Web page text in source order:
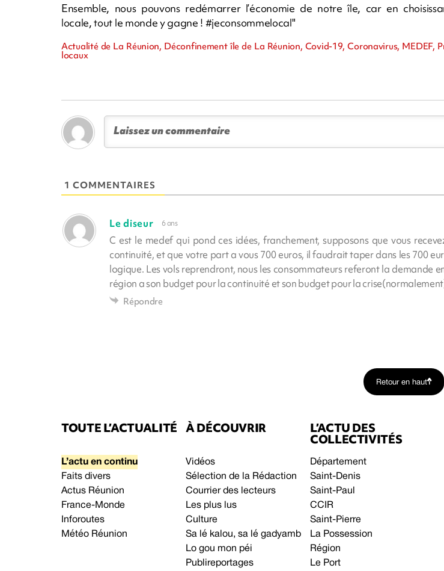
Ensemble, nous pouvons redémarrer l’économie de notre île, car en
locale, tout le monde y gagne ! #jeconsommelocal"
Actualité de La Réunion, Déconfinement île de La Réunion, Covid-19, Coronavirus, MEDEF,
locaux
1 COMMENTAIRES
Le diseur 6 ans
C est le medef qui pond ces idées, franchement, supposons que vous
continuité, et que votre part a vous 700 euros, il faudrait taper dans les 700
logique. Les vols reprendront, nous les consommateurs referont la demande
région a son budget pour la continuité et son budget pour la
Répondre
Retour en haut
TOUTE L’ACTUALITÉ
L’actu en continu
Faits divers
Actus Réunion
France-Monde
Inforoutes
Météo Réunion
À DÉCOUVRIR
Vidéos
Sélection de la Rédaction
Courrier des lecteurs
Les plus lus
Culture
Sa lé kalou, sa lé gadyamb
Lo gou mon péi
Publireportages
L’ACTU DES
COLLECTIVITÉS
Département
Saint-Denis
Saint-Paul
CCIR
Saint-Pierre
La Possession
Région
Le Port